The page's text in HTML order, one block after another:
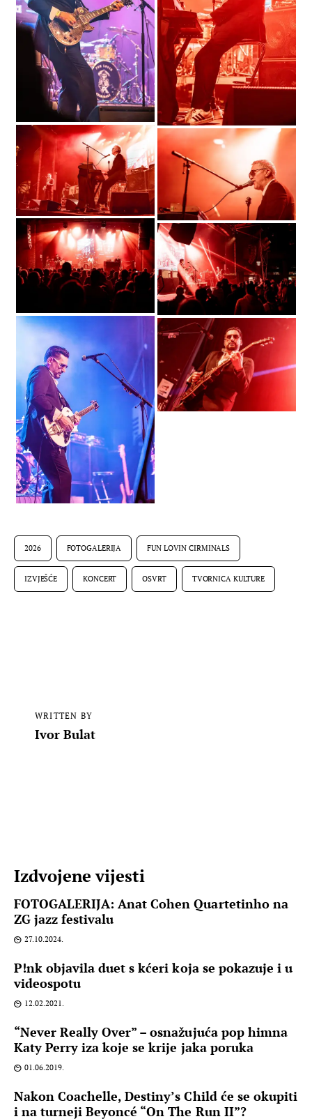
2026 FOTOGALERIJA FUN LOVIN CIRMINALS
IZVJEŠĆE KONCERT OSVRT TVORNICA KULTURE
WRITTEN BY
Ivor Bulat
Izdvojene vijesti
FOTOGALERIJA: Anat Cohen Quartetinho na
ZG jazz festivalu
27.10.2024.
P!nk objavila duet s kćeri koja se pokazuje i u
videospotu
12.02.2021.
“Never Really Over” – osnažujuća pop himna
Katy Perry iza koje se krije jaka poruka
01.06.2019.
Nakon Coachelle, Destiny’s Child će se okupiti
i na turneji Beyoncé “On The Run II”?